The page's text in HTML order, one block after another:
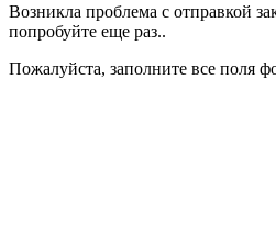
Возникла проблема с отправкой
попробуйте еще раз..
Пожалуйста, заполните все поля